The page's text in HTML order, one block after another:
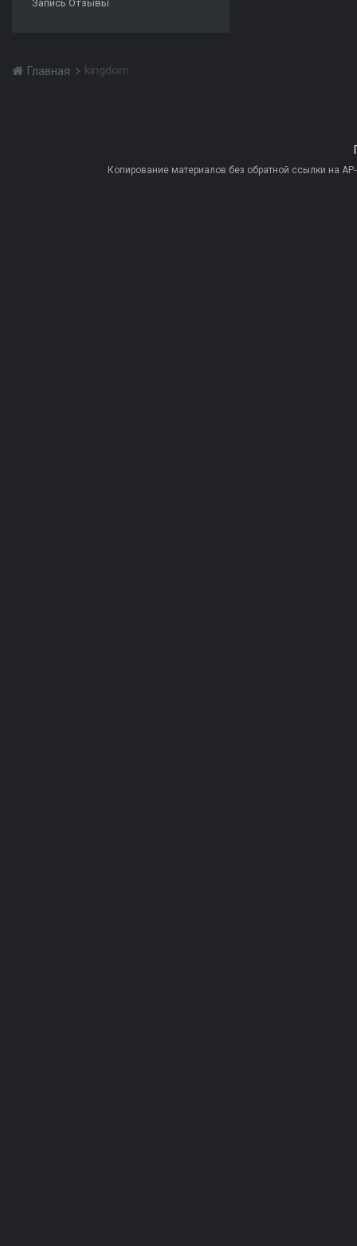
Запись Отзывы
Главная kingdom
Копирование материалов без обратной ссылки на